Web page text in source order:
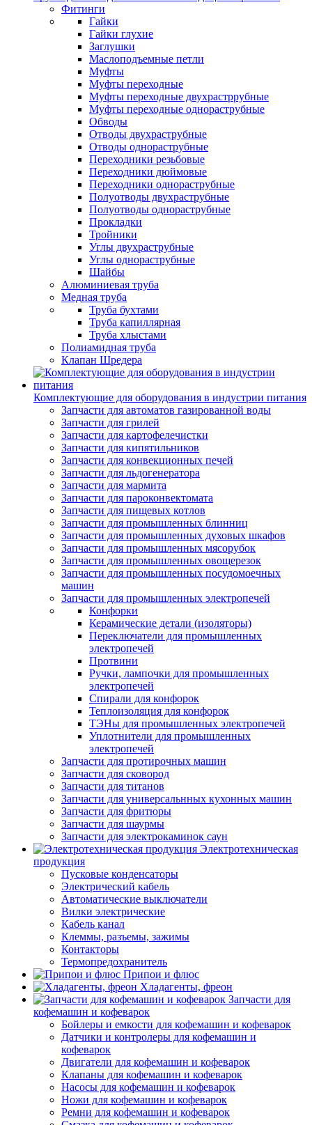
Фитинги
Гайки
Гайки глухие
Заглушки
Маслоподъемные петли
Муфты
Муфты переходные
Муфты переходные двухрастррубные
Муфты переходные однораструбные
Обводы
Отводы двухраструбные
Отводы однораструбные
Переходники резьбовые
Переходники дюймовые
Переходники однораструбные
Полуотводы двухраструбные
Полуотводы однораструбные
Прокладки
Тройники
Углы двухраструбные
Углы однораструбные
Шайбы
Алюминиевая труба
Медная труба
Труба бухтами
Труба капиллярная
Труба хлыстами
Полиамидная труба
Клапан Шредера
Комплектующие для оборудования в индустрии питания
Запчасти для автоматов газированной воды
Запчасти для грилей
Запчасти для картофелечистки
Запчасти для кипятильников
Запчасти для конвекционных печей
Запчасти для льдогенератора
Запчасти для мармита
Запчасти для пароконвектомата
Запчасти для пищевых котлов
Запчасти для промышленных блинниц
Запчасти для промышленных духовых шкафов
Запчасти для промышленных мясорубок
Запчасти для промышленных овощерезок
Запчасти для промышленных посудомоечных
машин
Запчасти для промышленных электропечей
Конфорки
Керамические детали (изоляторы)
Переключатели для промышленных
электропечей
Протвини
Ручки, лампочки для промышленных
электропечей
Спирали для конфорок
Теплоизоляция для конфорок
ТЭНы для промышленных электропечей
Уплотнители для промышленных
электропечей
Запчасти для протирочных машин
Запчасти для сковород
Запчасти для титанов
Запчасти для универсальнных кухонных машин
Запчасти для фритюры
Запчасти для шаурмы
Запчасти для электрокаминок саун
Электротехническая
продукция
Пусковые конденсаторы
Электрический кабель
Автоматические выключатели
Вилки электрические
Кабель канал
Клеммы, разъемы, зажимы
Контакторы
Термопредохранитель
Припои и флюс
Хладагенты, фреон
Запчасти для
кофемашин и кофеварок
Бойлеры и емкости для кофемашин и кофеварок
Датчики и контролеры для кофемашин и
кофеварок
Двигатели для кофемашин и кофеварок
Клапаны для кофемашин и кофеварок
Насосы для кофемашин и кофеварок
Ножи для кофемашин и кофеварок
Ремни для кофемашин и кофеварок